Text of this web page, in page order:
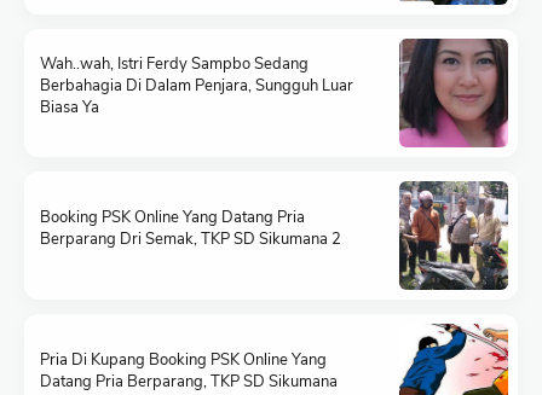
Wah..wah, Istri Ferdy Sampbo Sedang
Berbahagia Di Dalam Penjara, Sungguh Luar
Biasa Ya
Booking PSK Online Yang Datang Pria
Berparang Dri Semak, TKP SD Sikumana 2
Pria Di Kupang Booking PSK Online Yang
Datang Pria Berparang, TKP SD Sikumana